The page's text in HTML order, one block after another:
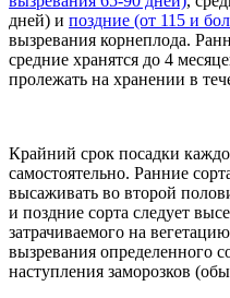
дней) и поздние (от 115 и
вызревания корнеплода.
средние хранятся до 4
пролежать на хранении в
Крайний срок посадки
самостоятельно. Ранние
высаживать во второй
и поздние сорта следует
затрачиваемого на
вызревания определенного
наступления заморозков